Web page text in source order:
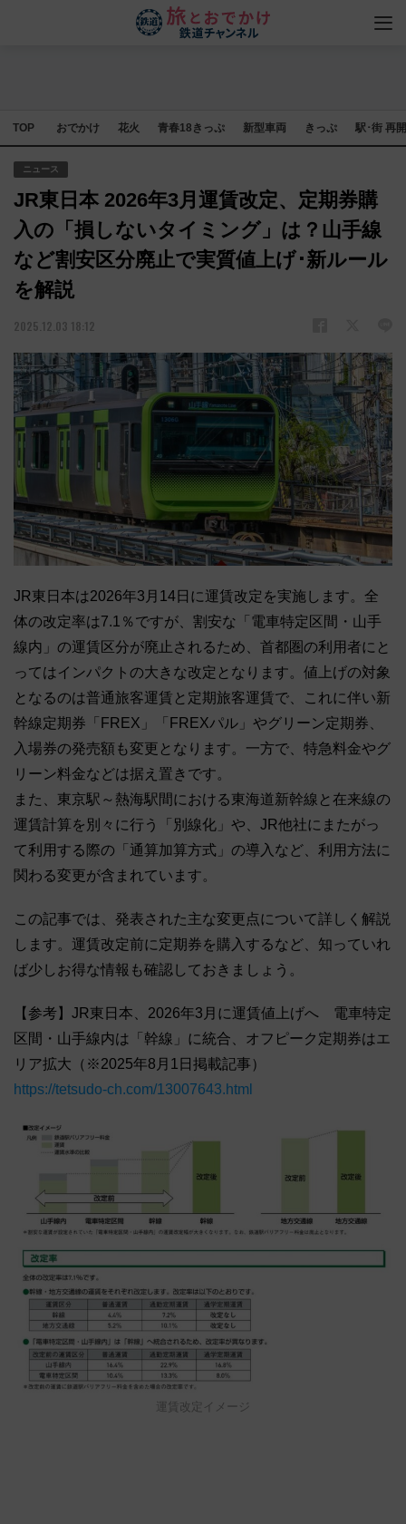
TOP おでかけ 花火 青春18きっぷ 新型車両 きっぷ 駅･街 再
ニュース
JR東日本 2026年3月運賃改定、定期券購
入の「損しないタイミング」は？山手線
など割安区分廃止で実質値上げ･新ルール
を解説
2025.12.03 18:12
JR東日本は2026年3月14日に運賃改定を実施します。全
体の改定率は7.1％ですが、割安な「電車特定区間・山手
線内」の運賃区分が廃止されるため、首都圏の利用者にと
ってはインパクトの大きな改定となります。値上げの対象
となるのは普通旅客運賃と定期旅客運賃で、これに伴い新
幹線定期券「FREX」「FREXパル」やグリーン定期券、
入場券の発売額も変更となります。一方で、特急料金やグ
リーン料金などは据え置きです。
また、東京駅～熱海駅間における東海道新幹線と在来線の
運賃計算を別々に行う「別線化」や、JR他社にまたがっ
て利用する際の「通算加算方式」の導入など、利用方法に
関わる変更が含まれています。
この記事では、発表された主な変更点について詳しく解説
します。運賃改定前に定期券を購入するなど、知っていれ
ば少しお得な情報も確認しておきましょう。
【参考】JR東日本、2026年3月に運賃値上げへ 電車特定
区間・山手線内は「幹線」に統合、オフピーク定期券はエ
リア拡大（※2025年8月1日掲載記事）
https://tetsudo-ch.com/13007643.html
運賃改定イメージ